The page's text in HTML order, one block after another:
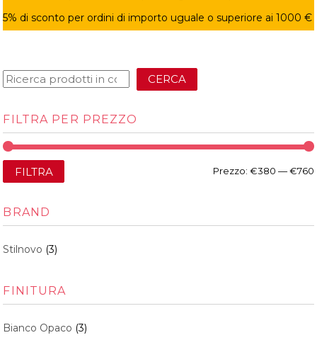
5% di sconto per ordini di importo uguale o superiore ai 1000 €
CERCA
FILTRA PER PREZZO
FILTRA Prezzo: €380 —€760
BRAND
Stilnovo (3)
FINITURA
Bianco Opaco (3)